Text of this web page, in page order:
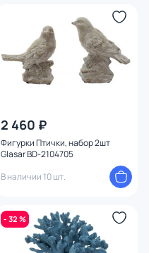
2 460 ₽
Фигурки Птички, набор 2шт
Glasar BD-2104705
В наличии 10 шт.
- 32 %